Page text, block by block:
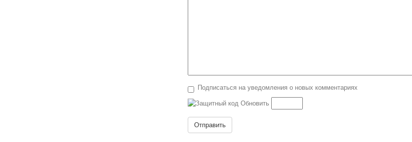
Подписаться на уведомления о новых комментариях
Обновить
Отправить